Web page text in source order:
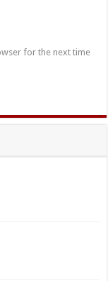
for the next time